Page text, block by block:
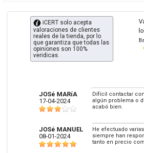
iCERT solo acepta
valoraciones de clientes
reales de la tienda, por lo
que garantiza que todas las
opiniones son 100%
veridicas.
JOSé MARíA
17-04-2024
Difícil contactar
algún problema o
acabó bien.
JOSé MANUEL
08-01-2024
He efectuado
siempre han
tanto en precio